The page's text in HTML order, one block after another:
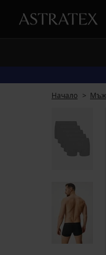
Начало